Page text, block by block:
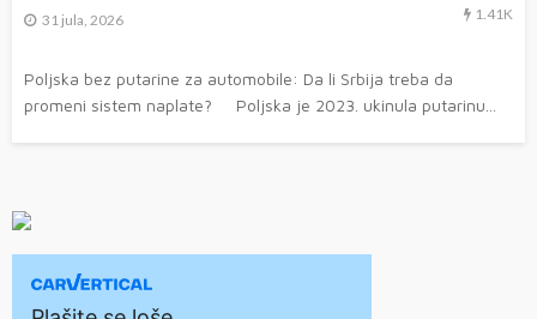
31 jula, 2026 1.41K
Poljska bez putarine za automobile: Da li Srbija treba da
promeni sistem naplate? Poljska je 2023. ukinula putarinu...